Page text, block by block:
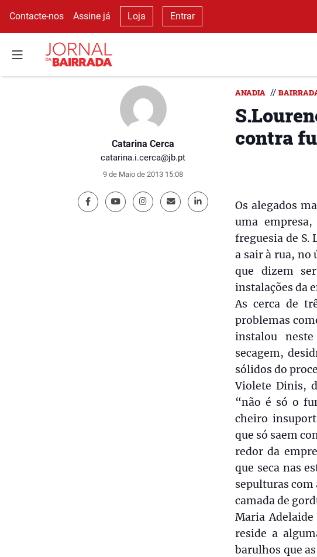
Contacte-nos Assine já Loja Entrar
Catarina Cerca
catarina.i.cerca@jb.pt
9 de Maio de 2013 15:08
ANADIA //
contra
Os alegados
uma
freguesia de S.
a sair à rua, no
que dizem
instalações da
As cerca de
problemas
instalou
secagem,
sólidos do
Violete Dinis,
“não é só o
cheiro
que só saem
redor da
que seca nas
sepulturas com
camada de
Maria
reside a
barulhos que